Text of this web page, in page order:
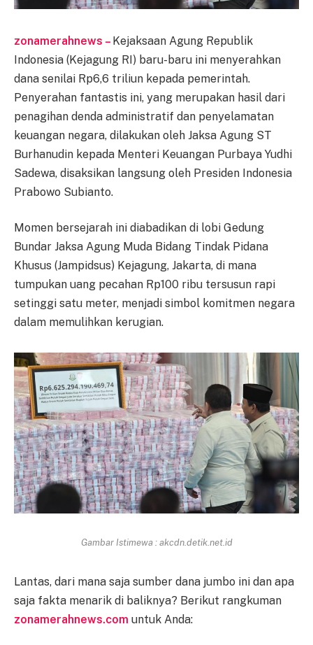
zonamerahnews – Kejaksaan Agung Republik
Indonesia (Kejagung RI) baru-baru ini menyerahkan
dana senilai Rp6,6 triliun kepada pemerintah.
Penyerahan fantastis ini, yang merupakan hasil dari
penagihan denda administratif dan penyelamatan
keuangan negara, dilakukan oleh Jaksa Agung ST
Burhanudin kepada Menteri Keuangan Purbaya Yudhi
Sadewa, disaksikan langsung oleh Presiden Indonesia
Prabowo Subianto.
Momen bersejarah ini diabadikan di lobi Gedung
Bundar Jaksa Agung Muda Bidang Tindak Pidana
Khusus (Jampidsus) Kejagung, Jakarta, di mana
tumpukan uang pecahan Rp100 ribu tersusun rapi
setinggi satu meter, menjadi simbol komitmen negara
dalam memulihkan kerugian.
Gambar Istimewa : akcdn.detik.net.id
Lantas, dari mana saja sumber dana jumbo ini dan apa
saja fakta menarik di baliknya? Berikut rangkuman
zonamerahnews.com untuk Anda: